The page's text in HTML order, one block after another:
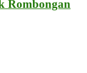
Rombongan